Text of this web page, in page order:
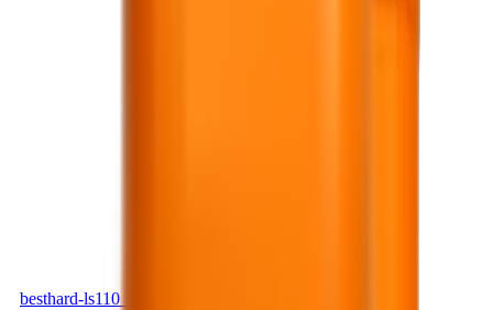
besthard-ls110_fc1afc71.pdf